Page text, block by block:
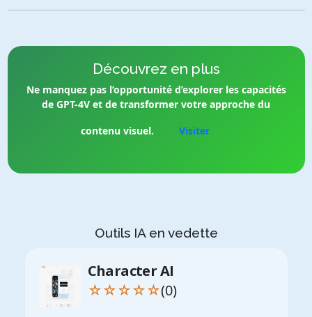
Découvrez en plus
Ne manquez pas l’opportunité d’explorer les capacités
de GPT-4V et de transformer votre approche du
contenu visuel.
Visiter
Outils IA en vedette
Character AI
☆☆☆☆☆(0)